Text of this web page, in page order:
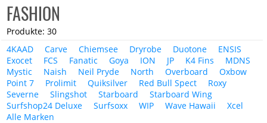
FASHION
Produkte: 30
4KAAD
Carve Chiemsee Dryrobe Duotone
ENSIS
Exocet
FCS Fanatic Goya ION JP K4 Fins
MDNS
Mystic
Naish Neil Pryde North Overboard
Oxbow
Point 7
Prolimit Quiksilver Red Bull Spect
Roxy
Severne
Slingshot Starboard
Starboard Wing
Surfshop24 Deluxe
Surfsoxx WIP Wave Hawaii
Xcel
Alle Marken